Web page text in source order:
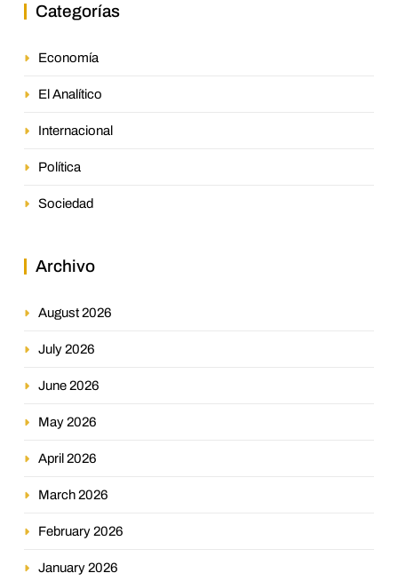
Categorías
Economía
El Analítico
Internacional
Política
Sociedad
Archivo
August 2026
July 2026
June 2026
May 2026
April 2026
March 2026
February 2026
January 2026